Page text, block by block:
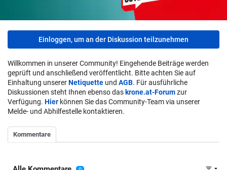
Einloggen, um an der Diskussion teilzunehmen
Willkommen in unserer Community! Eingehende Beiträge werden
geprüft und anschließend veröffentlicht. Bitte achten Sie auf
Einhaltung unsererNetiquette und AGB. Für ausführliche
Diskussionen steht Ihnen ebenso daskrone.at-Forumzur
Verfügung. Hier können Sie das Community-Team via unserer
Melde- und Abhilfestelle kontaktieren.